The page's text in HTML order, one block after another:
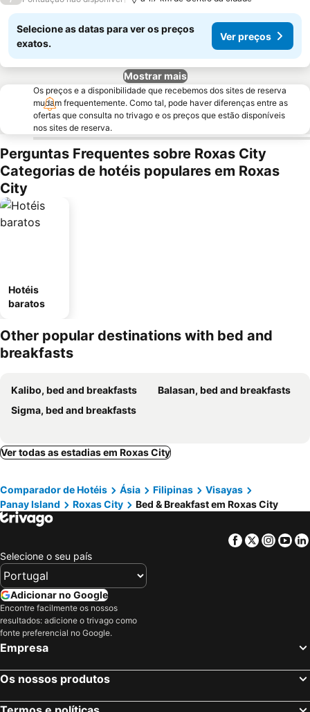
Selecione as datas para ver os preços
exatos.
Ver preços
Mostrar mais
Os preços e a disponibilidade que recebemos dos sites de reserva
mudam frequentemente. Como tal, pode haver diferenças entre as
ofertas que consulta no trivago e os preços que estão disponíveis
nos sites de reserva.
Perguntas Frequentes sobre Roxas City
Categorias de hotéis populares em Roxas
City
Hotéis
baratos
Other popular destinations with bed and
breakfasts
Kalibo, bed and breakfasts
Balasan, bed and breakfasts
Sigma, bed and breakfasts
Ver todas as estadias em Roxas City
Comparador de Hotéis Ásia Filipinas
Visayas
Panay Island
Roxas City Bed & Breakfast em Roxas City
Facebook
Twitter
Selecione o seu país
Adicionar no Google
Encontre facilmente os nossos
resultados: adicione o trivago como
fonte preferencial no Google.
Empresa
Os nossos produtos